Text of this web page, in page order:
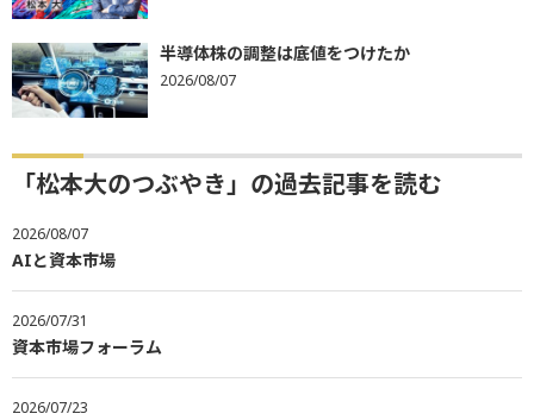
半導体株の調整は底値をつけたか
2026/08/07
「松本大のつぶやき」の過去記事を読む
2026/08/07
AIと資本市場
2026/07/31
資本市場フォーラム
2026/07/23